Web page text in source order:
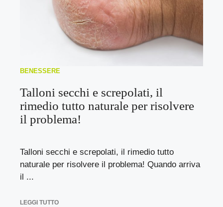
BENESSERE
Talloni secchi e screpolati, il
rimedio tutto naturale per risolvere
il problema!
Talloni secchi e screpolati, il rimedio tutto
naturale per risolvere il problema! Quando arriva
il ...
LEGGI TUTTO